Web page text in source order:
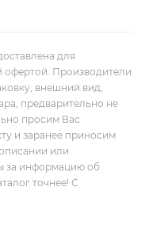
для
офертой. Производители
внешний вид,
предварительно не
просим Вас
и заранее приносим
или
за информацию об
точнее! С